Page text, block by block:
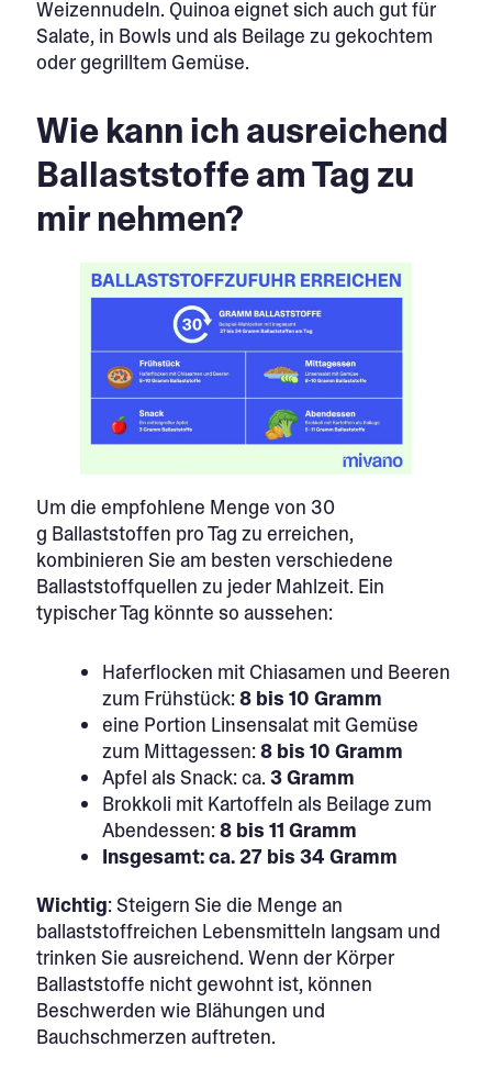
Weizennudeln. Quinoa eignet sich auch gut für
Salate, in Bowls und als Beilage zu gekochtem
oder gegrilltem Gemüse.
Wie kann ich ausreichend
Ballaststoffe am Tag zu
mir nehmen?
Um die empfohlene Menge von 30
g Ballaststoffen pro Tag zu erreichen,
kombinieren Sie am besten verschiedene
Ballaststoffquellen zu jeder Mahlzeit. Ein
typischer Tag könnte so aussehen:
Haferflocken mit Chiasamen und Beeren
zum Frühstück:8 bis 10 Gramm
eine Portion Linsensalat mit Gemüse
zum Mittagessen:8 bis 10 Gramm
Apfel als Snack: ca. 3 Gramm
Brokkoli mit Kartoffeln als Beilage zum
Abendessen:8 bis 11 Gramm
Insgesamt: ca. 27 bis 34 Gramm
Wichtig: Steigern Sie die Menge an
ballaststoffreichen Lebensmitteln langsam und
trinken Sie ausreichend. Wenn der Körper
Ballaststoffe nicht gewohnt ist, können
Beschwerden wie Blähungen und
Bauchschmerzen auftreten.